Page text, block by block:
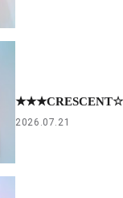
2026.07.21